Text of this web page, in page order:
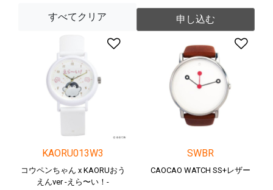
すべてクリア 申し込む
ほしい物リストに追加す
KAORU013W3
コウペンちゃん x KAORUおう
えんver -えら〜い！-
ほ
SWBR
CAOCAO WATCH SS+レザー